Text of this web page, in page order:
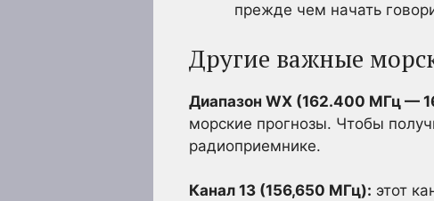
прежде чем начать
Другие важные
Диапазон WX (162.400 МГц —
морские прогнозы. Чтобы
радиоприемнике.
Канал 13 (156,650 МГц): этот